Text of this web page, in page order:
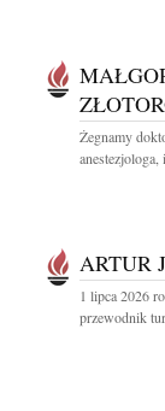
Żegnamy
ARTUR
1 lipca 2026
przewodnik